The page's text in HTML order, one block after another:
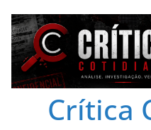
Crítica